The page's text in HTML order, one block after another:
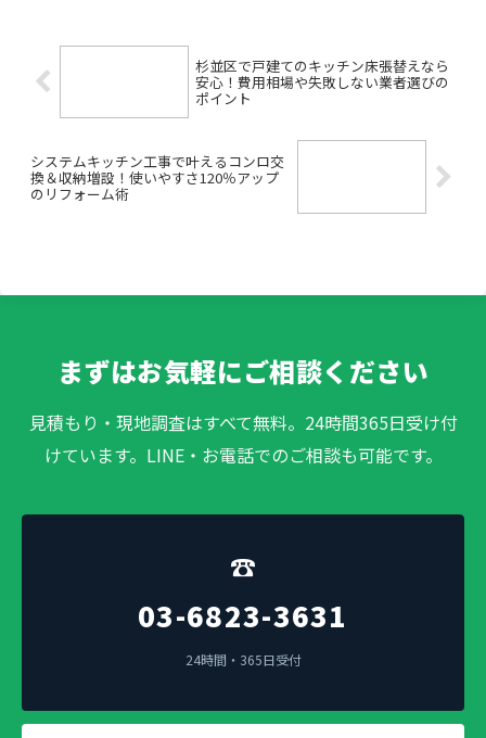
杉並区で戸建てのキッチン床張替えなら
安心！費用相場や失敗しない業者選びの
ポイント
システムキッチン工事で叶えるコンロ交
換＆収納増設！使いやすさ120％アップ
のリフォーム術
まずはお気軽にご相談ください
見積もり・現地調査はすべて無料。24時間365日受け付
けています。LINE・お電話でのご相談も可能です。
☎
03-6823-3631
24時間・365日受付